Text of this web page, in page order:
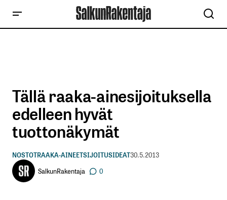
Tällä raaka-ainesijoituksella
edelleen hyvät
tuottonäkymät
NOSTOTRAAKA-AINEETSIJOITUSIDEAT30.5.2013
SalkunRakentaja
0